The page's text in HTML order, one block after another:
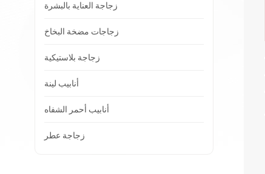
زجاجة العناية بالبشرة
زجاجات مضخة البخاخ
زجاجة بلاستيكية
أنابيب لينة
أنابيب أحمر الشفاه
زجاجة عطر